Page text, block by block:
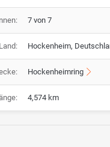
7 von 7
Hockenheim,
Hockenheimring
4,574 km